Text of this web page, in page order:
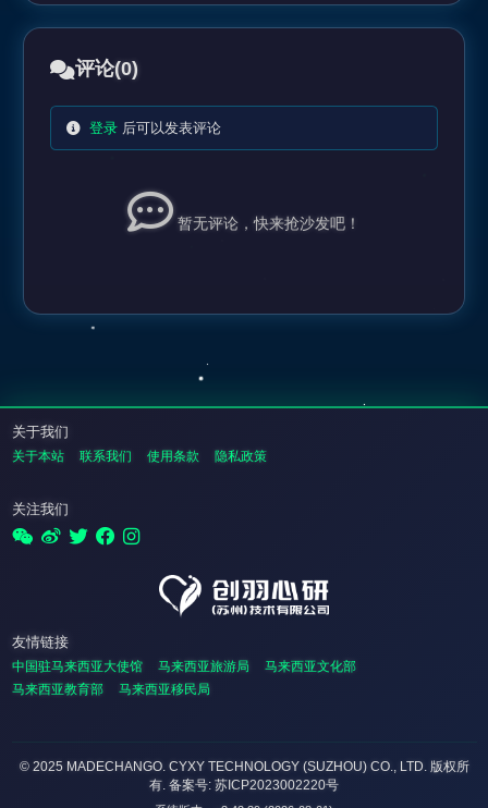
评论(0)
登录后可以发表评论
暂无评论，快来抢沙发吧！
关于我们
关于本站 联系我们 使用条款 隐私政策
关注我们
友情链接
中国驻马来西亚大使馆 马来西亚旅游局
马来西亚文化部
马来西亚教育部
马来西亚移民局
© 2025 MADECHANGO. CYXY TECHNOLOGY (SUZHOU) CO., LTD. 版权所
有. 备案号: 苏ICP2023002220号